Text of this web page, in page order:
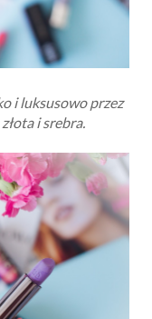
i luksusowo przez
i srebra.